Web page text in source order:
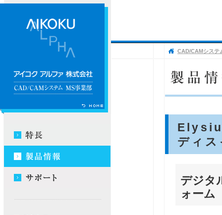
CAD/CAMシステ
ディ
デジタ
ォーム